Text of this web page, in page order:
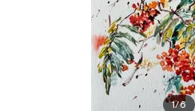
1/6